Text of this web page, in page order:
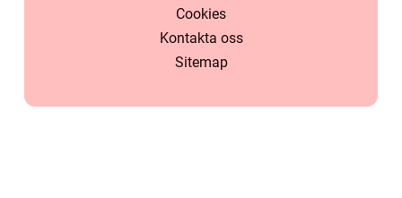
Cookies
Kontakta oss
Sitemap